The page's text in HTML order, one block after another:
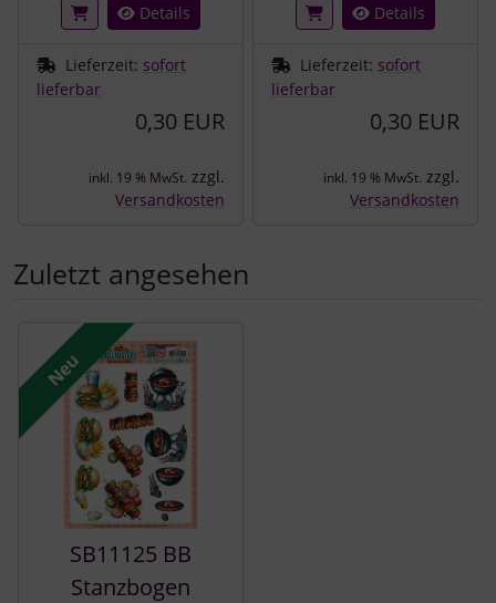
Details
Lieferzeit: sofort
lieferbar
0,30 EUR
inkl. 19 % MwSt. zzgl.
Versandkosten
Details
Lieferzeit: sofort
lieferbar
0,30 EUR
inkl. 19 % MwSt. zzgl.
Versandkosten
Zuletzt angesehen
Es folgt ein Produktslider - navigieren Sie mit der Tab-
Neu
SB11125 BB
Stanzbogen